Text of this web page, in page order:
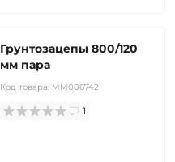
Грунтозацепы 800/120
мм пара
Код товара: MM006742
1